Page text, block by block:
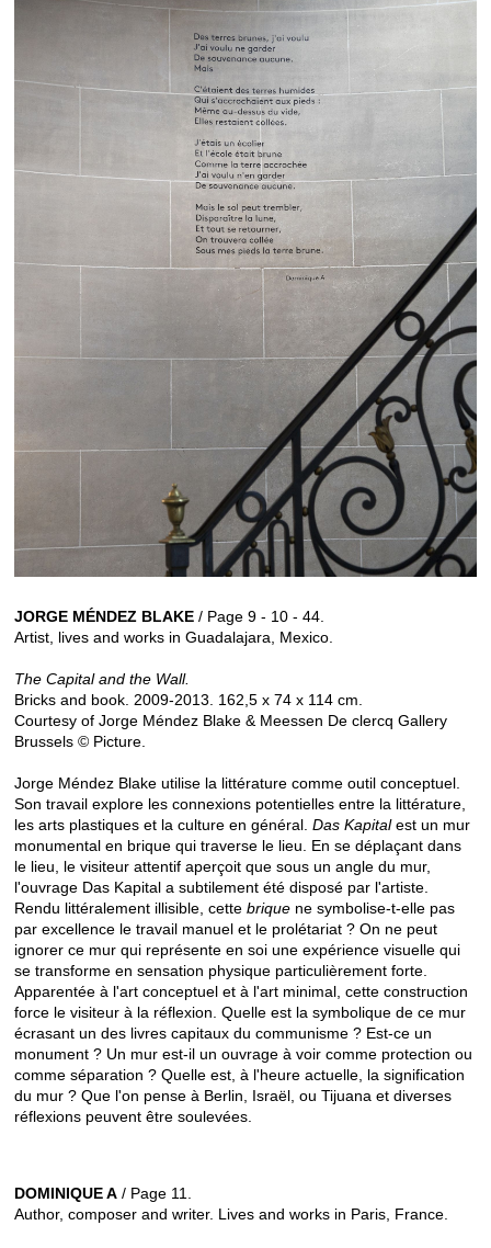
JORGE MÉNDEZ BLAKE / Page 9 - 10 - 44.
Artist, lives and works in Guadalajara, Mexico.
The Capital and the Wall.
Bricks and book. 2009-2013. 162,5 x 74 x 114 cm.
Courtesy of Jorge Méndez Blake & Meessen De clercq Gallery
Brussels © Picture.
Jorge Méndez Blake utilise la littérature comme outil conceptuel.
Son travail explore les connexions potentielles entre la littérature,
les arts plastiques et la culture en général. Das Kapitalest un mur
monumental en brique qui traverse le lieu. En se déplaçant dans
le lieu, le visiteur attentif aperçoit que sous un angle du mur,
l'ouvrage Das Kapital a subtilement été disposé par l'artiste.
Rendu littéralement illisible, cette brique ne symbolise-t-elle pas
par excellence le travail manuel et le prolétariat ? On ne peut
ignorer ce mur qui représente en soi une expérience visuelle qui
se transforme en sensation physique particulièrement forte.
Apparentée à l'art conceptuel et à l'art minimal, cette construction
force le visiteur à la réflexion. Quelle est la symbolique de ce mur
écrasant un des livres capitaux du communisme ? Est-ce un
monument ? Un mur est-il un ouvrage à voir comme protection ou
comme séparation ? Quelle est, à l'heure actuelle, la signification
du mur ? Que l'on pense à Berlin, Israël, ou Tijuana et diverses
réflexions peuvent être soulevées.
DOMINIQUE A / Page 11.
Author, composer and writer. Lives and works in Paris, France.